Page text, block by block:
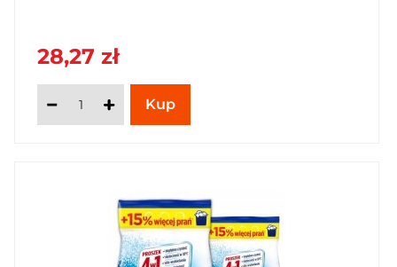
28,27 zł